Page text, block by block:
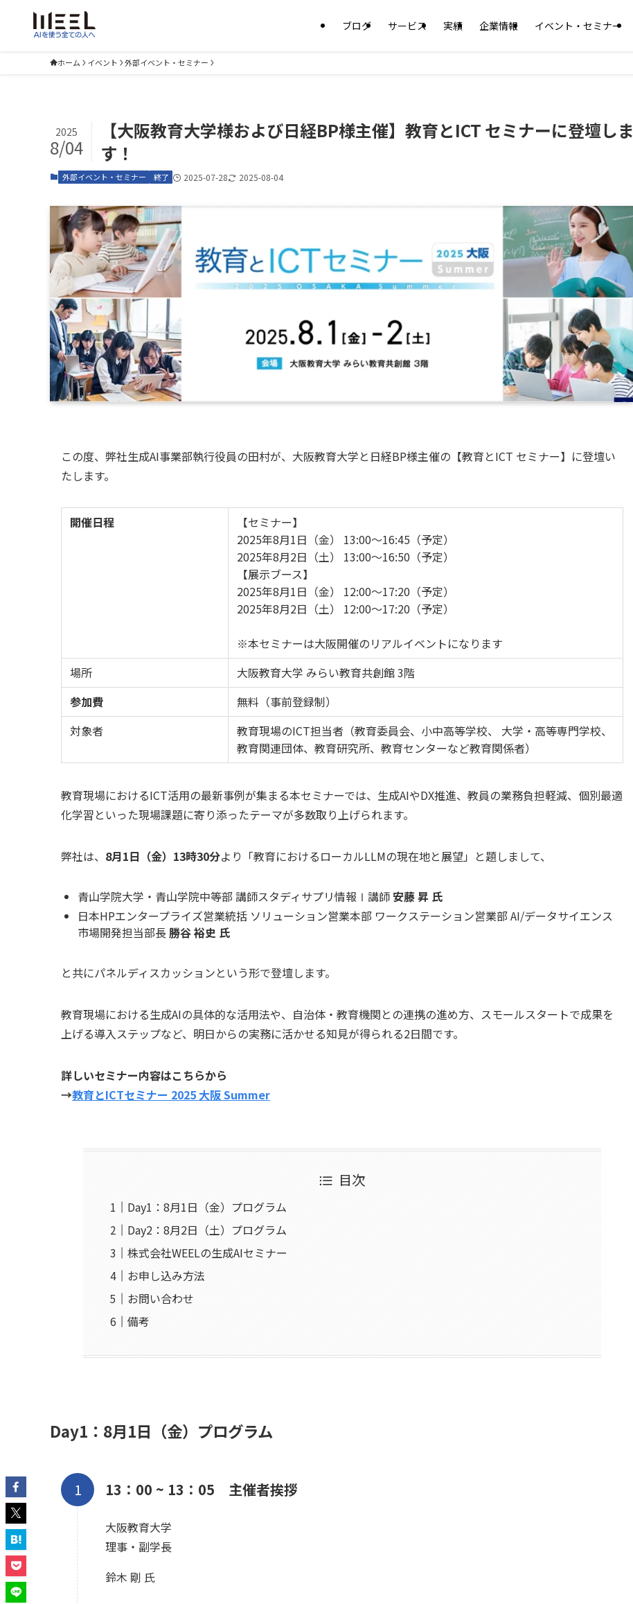
ブログ サービス 実績 企業情報 イベント・セミナー
ホーム イベント 外部イベント・セミナー
【大阪教育大学様および日経BP様主催】教育とICT セミナーに登壇しま
す！
2025
8/04
外部イベント・セミナー 終了 2025-07-28 2025-08-04
この度、弊社生成AI事業部執行役員の田村が、大阪教育大学と日経BP様主催の【教育とICT セミナー】に登壇い
たします。
開催日程
【セミナー】
2025年8月1日（金） 13:00～16:45（予定）
2025年8月2日（土） 13:00～16:50（予定）
【展示ブース】
2025年8月1日（金） 12:00～17:20（予定）
2025年8月2日（土） 12:00～17:20（予定）
※本セミナーは大阪開催のリアルイベントになります
場所
大阪教育大学 みらい教育共創館 3階
参加費
無料（事前登録制）
対象者
教育現場のICT担当者（教育委員会、小中高等学校、 大学・高等専門学校、
教育関連団体、教育研究所、教育センターなど教育関係者）
教育現場におけるICT活用の最新事例が集まる本セミナーでは、生成AIやDX推進、教員の業務負担軽減、個別最適
化学習といった現場課題に寄り添ったテーマが多数取り上げられます。
弊社は、 8月1日（金）13時30分より「教育におけるローカルLLMの現在地と展望」と題しまして、
青山学院大学・青山学院中等部 講師スタディサプリ情報Ⅰ講師安藤 昇 氏
日本HPエンタープライズ営業統括 ソリューション営業本部 ワークステーション営業部 AI/データサイエンス
市場開発担当部長 勝谷 裕史 氏
と共にパネルディスカッションという形で登壇します。
教育現場における生成AIの具体的な活用法や、自治体・教育機関との連携の進め方、スモールスタートで成果を
上げる導入ステップなど、明日からの実務に活かせる知見が得られる2日間です。
詳しいセミナー内容はこちらから
→教育とICTセミナー 2025 大阪 Summer
目次
Day1：8月1日（金）プログラム
Day2：8月2日（土）プログラム
株式会社WEELの生成AIセミナー
お申し込み方法
お問い合わせ
備考
Day1：8月1日（金）プログラム
13：00 ~ 13：05 主催者挨拶
大阪教育大学
理事・副学長
鈴木 剛 氏